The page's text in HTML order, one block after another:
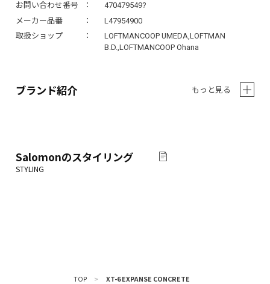
お問い合わせ番号
470479549?
メーカー品番
L47954900
取扱ショップ
LOFTMANCOOP UMEDA,LOFTMAN
B.D.,LOFTMANCOOP Ohana
ブランド紹介 もっと見る
Salomonのスタイリング
TOP > XT-6 EXPANSE CONCRETE